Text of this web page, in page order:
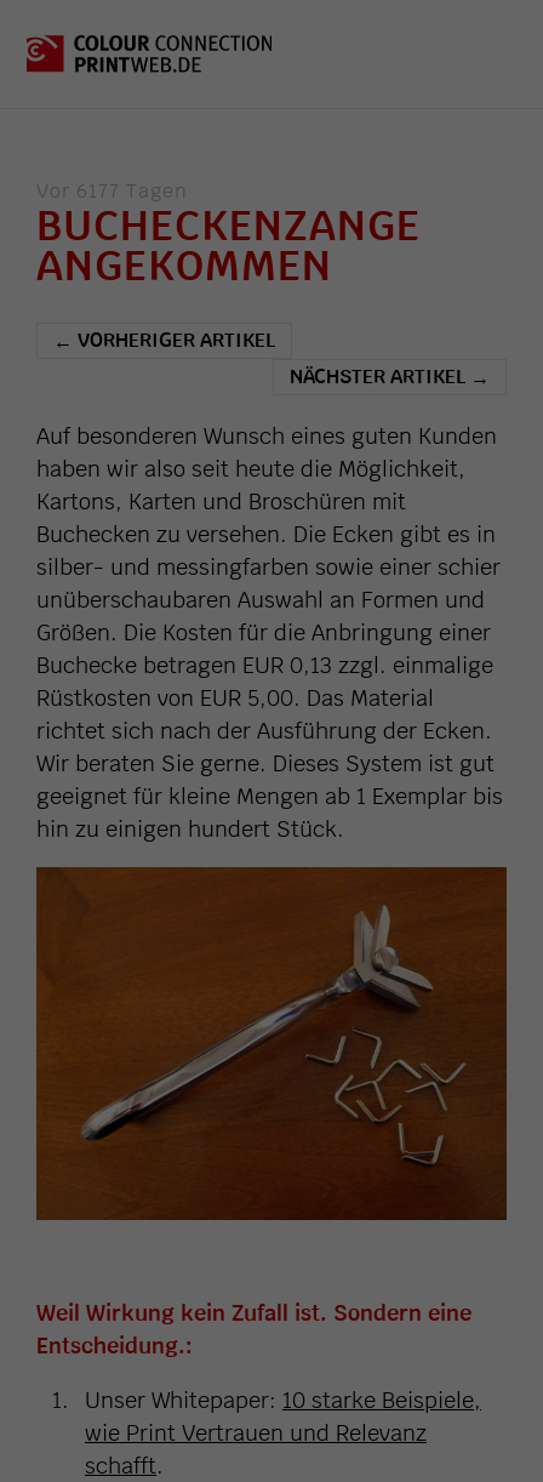
Vor 6177 Tagen
BUCHECKENZANGE
ANGEKOMMEN
← VORHERIGER ARTIKEL
NÄCHSTER ARTIKEL →
Auf besonderen Wunsch eines guten Kunden
haben wir also seit heute die Möglichkeit,
Kartons, Karten und Broschüren mit
Buchecken zu versehen. Die Ecken gibt es in
silber- und messingfarben sowie einer schier
unüberschaubaren Auswahl an Formen und
Größen. Die Kosten für die Anbringung einer
Buchecke betragen EUR 0,13 zzgl. einmalige
Rüstkosten von EUR 5,00. Das Material
richtet sich nach der Ausführung der Ecken.
Wir beraten Sie gerne. Dieses System ist gut
geeignet für kleine Mengen ab 1 Exemplar bis
hin zu einigen hundert Stück.
Weil Wirkung kein Zufall ist. Sondern eine
Entscheidung.:
Unser Whitepaper: 10 starke Beispiele,
wie Print Vertrauen und Relevanz
schafft.